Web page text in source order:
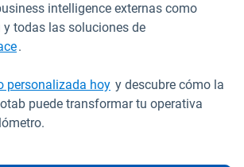
intelligence externas como
y todas las soluciones de
Abrir en una nueva ventana
.
personalizada hoy y descubre cómo la
puede transformar tu operativa